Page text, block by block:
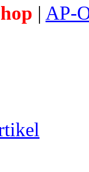
| AP-